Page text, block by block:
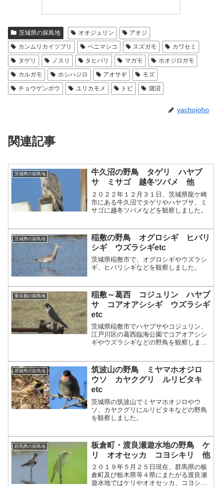
茨城県の探鳥地 オオジュリン
アオジ
カンムリカイツブリ
ベニマシコ スズガモ
カワセミ
タゲリ
ノスリ タヒバリ マガモ
ホオジロガモ
カルガモ
ホシハジロ アオサギ
モズ
チョウゲンボウ
ユリカモメ トビ 涸沼
yachojoho
関連記事
茨城県の探鳥地
牛久沼の野鳥 タゲリ ハヤブ
サ ミサゴ 越冬ツバメ 他
２０２２年１２月３１日、茨城県龍ケ崎
市にある牛久沼でタゲリやハヤブサ、ミ
サゴに越冬ツバメなどを観察しました。
茨城県の探鳥地
稲敷の野鳥 オグロシギ ヒバリ
シギ ウズラシギetc
茨城県稲敷市で、オグロシギやウズラシ
ギ、ヒバリシギなどを観察しました。
東京都の探鳥地
稲敷～葛西 コジュリン ハヤブ
サ コアオアシシギ ウズラシギ
etc
茨城県稲敷市でハヤブサやコジュリン、
江戸川区の葛西臨海公園でコアオアシシ
ギやウズラシギなどの野鳥を観察しまし
茨城県の探鳥地
筑波山の野鳥 ミヤマホオジロ
ウソ カヤクグリ ルリビタキ
etc
茨城県の筑波山でミヤマホオジロやウ
ソ、カヤクグリにルリビタキなどの野鳥
を観察しました。
群馬県の探鳥地
板倉町・渡良瀬遊水地の野鳥 ケ
リ オオセッカ コヨシキリ 他
２０１９年５月２５日現在、群馬県の板
倉町及び栃木県等４県にまたがる渡良瀬
遊水地ではケリやオオセッカ、コヨシキ